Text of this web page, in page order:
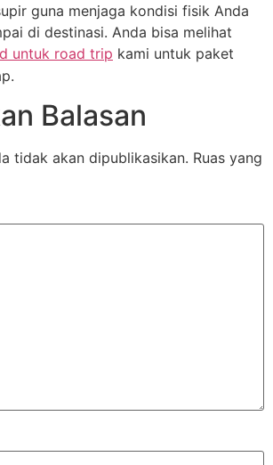
guna menjaga kondisi fisik Anda
di destinasi. Anda bisa melihat
untuk road trip kami untuk paket
Balasan
tidak akan dipublikasikan. Ruas yang